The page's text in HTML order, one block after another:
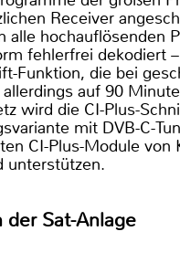
Receiver
alle hochauflösenden
fehlerfrei dekodiert
Funktion, die bei
auf 90
wird die CI-Plus-
mit DVB-C-
CI-Plus-Module von
unterstützen.
der Sat-Anlage